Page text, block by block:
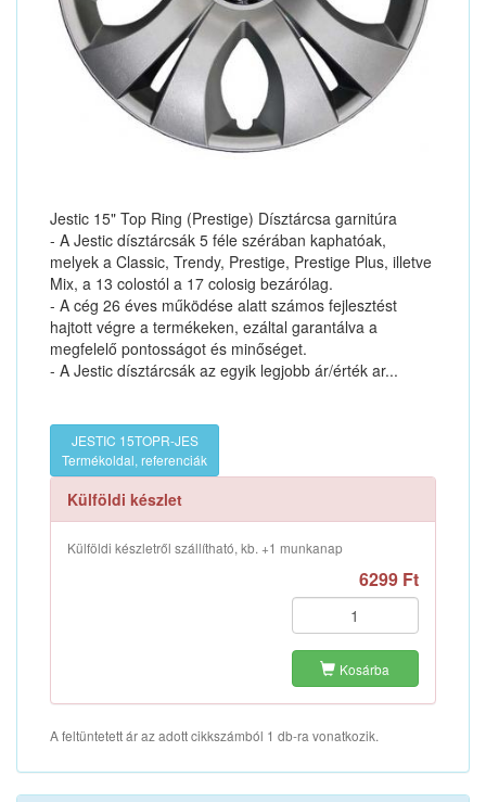
Jestic 15" Top Ring (Prestige) Dísztárcsa garnitúra
- A Jestic dísztárcsák 5 féle szérában kaphatóak,
melyek a Classic, Trendy, Prestige, Prestige Plus, illetve
Mix, a 13 colostól a 17 colosig bezárólag.
- A cég 26 éves működése alatt számos fejlesztést
hajtott végre a termékeken, ezáltal garantálva a
megfelelő pontosságot és minőséget.
- A Jestic dísztárcsák az egyik legjobb ár/érték ar...
JESTIC 15TOPR-JES
Termékoldal, referenciák
Külföldi készlet
Külföldi készletről szállítható, kb. +1 munkanap
6299 Ft
Kosárba
A feltüntetett ár az adott cikkszámból 1 db-ra vonatkozik.